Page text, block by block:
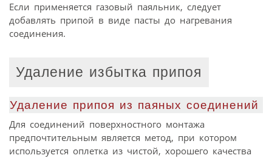
Если применяется газовый паяльник, следует
добавлять припой в виде пасты до нагревания
соединения.
Удаление избытка припоя
Удаление припоя из паяных соединений
Для соединений поверхностного монтажа
предпочтительным является метод, при котором
используется оплетка из чистой, хорошего качества